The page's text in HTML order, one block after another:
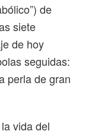
de
siete
de hoy
seguidas:
perla de gran
vida del